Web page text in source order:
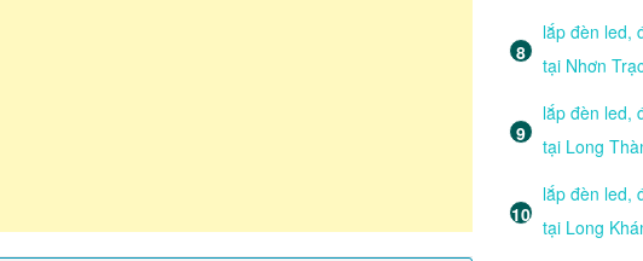
lắp đèn led,
tại Nhơn
lắp đèn led,
tại Long
lắp đèn led,
tại Long